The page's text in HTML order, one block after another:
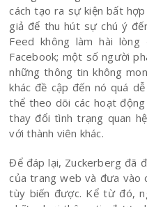
cách tạo ra sự kiện bất
giả để thu hút sự chú ý
Feed không làm hài
Facebook; một số người
những thông tin không
khác đề cập đến nó quá
thể theo dõi các hoạt
thay đổi tình trạng quan
với thành viên khác.
Để đáp lại, Zuckerberg đã
của trang web và đưa vào
tùy biến được. Kể từ đó,